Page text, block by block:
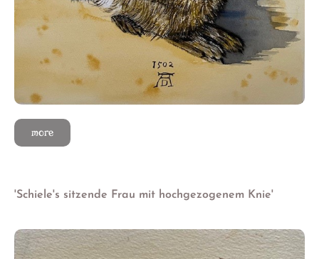
more
'Schiele's sitzende Frau mit hochgezogenem Knie'